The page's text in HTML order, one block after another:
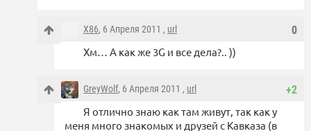
0
X86, 6 Апреля 2011 , url
Хм… А как же 3G и все дела?.. ))
+2
GreyWolf, 6 Апреля 2011 , url
Я отлично знаю как там живут, так как у
меня много знакомых и друзей с Кавказа (в